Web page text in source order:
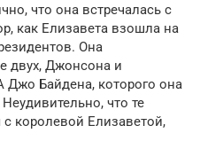
что она встречалась с
как Елизавета взошла на
Она
двух, Джонсона и
Байдена, которого она
что те
с королевой Елизаветой,